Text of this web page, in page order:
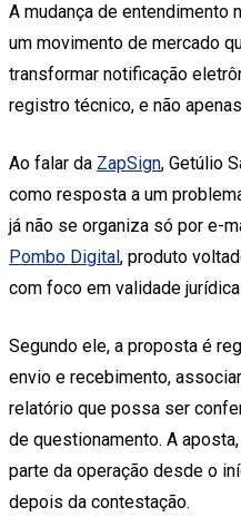
A mudança de entendimento
um movimento de mercado
transformar notificação
registro técnico, e não
Ao falar da ZapSign, Getúlio
como resposta a um
já não se organiza só por e-
Pombo Digital , produto
com foco em validade
Segundo ele, a proposta é
envio e recebimento,
relatório que possa ser
de questionamento. A
parte da operação desde o
depois da contestação.